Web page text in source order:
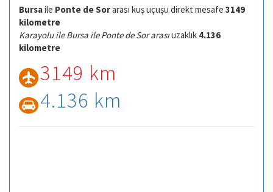
Bursaile Ponte de Sorarası kuş uçuşu direkt mesafe 3149
kilometre
Karayolu ile Bursa ile Ponte de Sor arasıuzaklık 4.136
kilometre
3149 km
4.136 km